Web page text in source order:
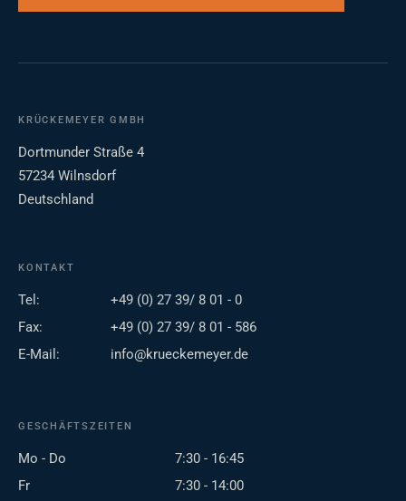
KRÜCKEMEYER GMBH
Dortmunder Straße 4
57234 Wilnsdorf
Deutschland
KONTAKT
Tel:
+49 (0) 27 39/ 8 01 - 0
Fax:
+49 (0) 27 39/ 8 01 - 586
E-Mail:
info@krueckemeyer.de
GESCHÄFTSZEITEN
Mo - Do
7:30 - 16:45
Fr
7:30 - 14:00